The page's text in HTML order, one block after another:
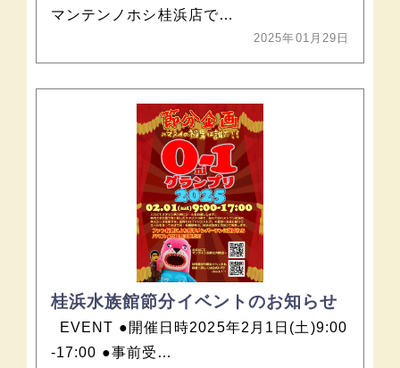
マンテンノホシ桂浜店で…
2025年01月29日
桂浜水族館節分イベントのお知らせ
EVENT ●開催日時2025年2月1日(土)9:00
-17:00 ●事前受…